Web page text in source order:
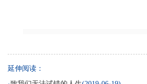
延伸阅读：